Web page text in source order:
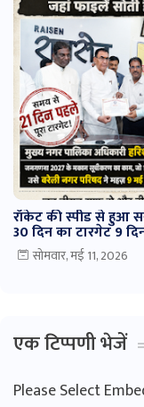
रॉकेट की स्पीड से हुआ
30 दिन का टारगेट 9
सोमवार, मई 11, 2026
एक टिप्पणी भेजें
Please Select